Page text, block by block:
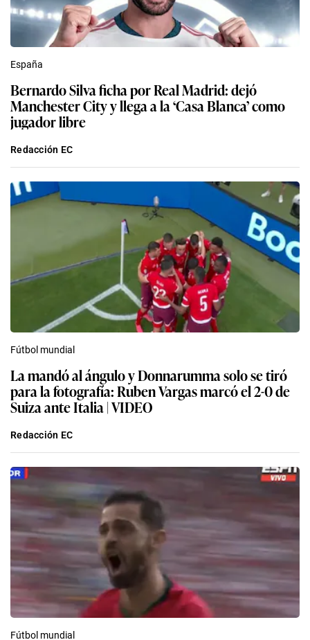
España
Bernardo Silva ficha por Real Madrid: dejó
Manchester City y llega a la ‘Casa Blanca’ como
jugador libre
Redacción EC
Fútbol mundial
La mandó al ángulo y Donnarumma solo se tiró
para la fotografía: Ruben Vargas marcó el 2-0 de
Suiza ante Italia | VIDEO
Redacción EC
Fútbol mundial